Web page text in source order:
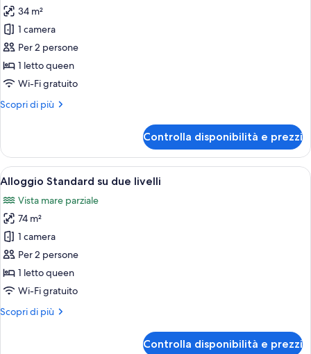
foto
per
Monolocale
Standard
34 m²
1 camera
Per 2 persone
1 letto queen
Wi-Fi gratuito
Scopri di più
Altri
Standard
Controlla disponibilità e prezzi
Apri
tutte
le
foto
per
Alloggio
Standard
su
livelli
Una moderna camera d'albergo con
11
Alloggio Standard su due livelli
Vista mare parziale
74 m²
1 camera
Per 2 persone
1 letto queen
Wi-Fi gratuito
Scopri di più
Altri
Controlla disponibilità e prezzi